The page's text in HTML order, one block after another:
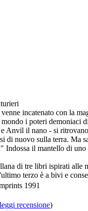
incatenato con la
mondo i poteri
Anvil il nano - si
di nuovo sulla terra. Ma
Indossa il mantello di
di tre libri ispirati alle
terzo è a bivi e
1991
leggi recensione)